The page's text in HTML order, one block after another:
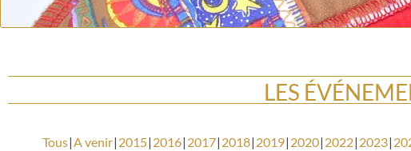
LES
Tous A venir 2015 2016 2017 2018 2019 2020 2022 2023